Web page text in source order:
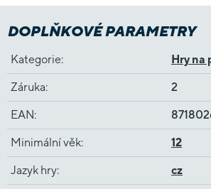
DOPLŇKOVÉ PARAMETRY
Kategorie: Hry na
Záruka: 2
EAN:
Minimální věk: 12
Jazyk hry: cz